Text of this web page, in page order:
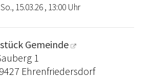
15.03.26 , 13:00 Uhr
Gemeinde
1
Ehrenfriedersdorf